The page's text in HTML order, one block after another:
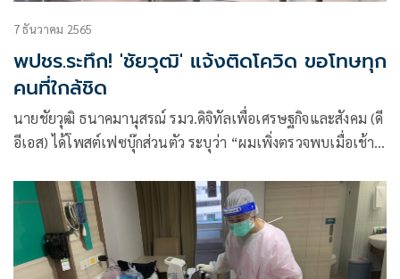
7 ธันวาคม 2565
พปชร.ระทึก! 'ชัยวุฒิ' แจ้งติดโควิด ขอโทษทุก
คนที่ใกล้ชิด
นายชัยวุฒิ ธนาคมานุสรณ์ รมว.ดิจิทัลเพื่อเศรษฐกิจและสังคม (ดี
อีเอส) ได้โพสต์เฟซบุ๊กส่วนตัว ระบุว่า “ผมเพิ่งตรวจพบเมื่อเช้า
มาตรวจพบว่าติดจากการตรวจ ATK วันนี้